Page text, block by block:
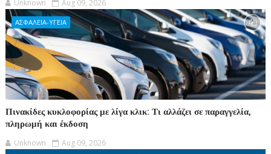
Unknown Aug 09, 2026
ΑΣΦΑΛΕΙΑ-ΥΓΕΙΑ
Πινακίδες κυκλοφορίας με λίγα κλικ: Τι αλλάζει σε παραγγελία,
πληρωμή και έκδοση
Unknown Aug 09, 2026